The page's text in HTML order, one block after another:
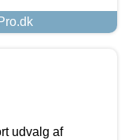
udvalg af